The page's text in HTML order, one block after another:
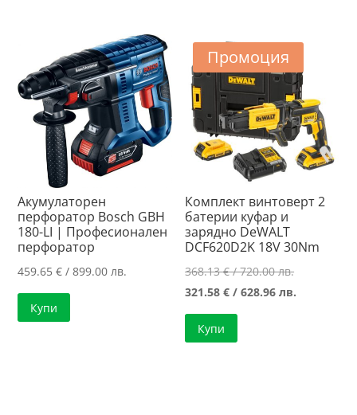
450.45 лв..
Акумулаторен
перфоратор Bosch GBH
180-LI | Професионален
перфоратор
459.65€ / 899.00 лв.
Купи
Промоция
Комплект винтоверт 2
батерии куфар и
зарядно DeWALT
DCF620D2K 18V 30Nm
368.13€/ 720.00 лв.Original
price
321.58€ / 628.96 лв.
Купи